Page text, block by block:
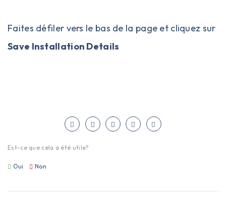
Faites défiler vers le bas de la page et cliquez sur
Save Installation Details
Est-ce que cela a été utile?
Oui Non